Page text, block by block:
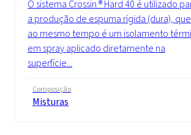
O sistema Crossin ® Hard 40 é utilizado
a produção de espuma rígida (dura), que
ao mesmo tempo é um isolamento
em spray aplicado diretamente na
superfície...
Composição
Misturas